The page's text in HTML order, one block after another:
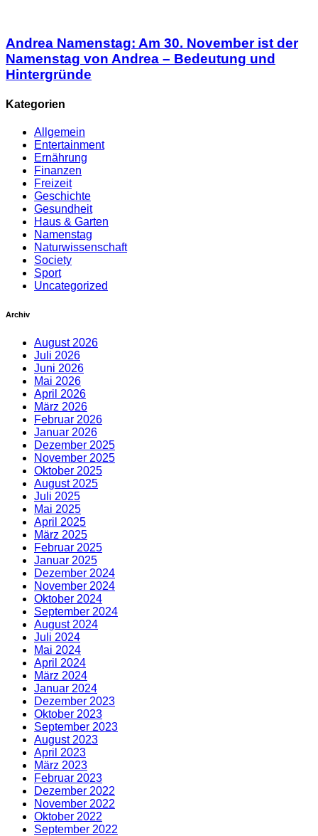
Andrea Namenstag: Am 30. November ist der
Namenstag von Andrea – Bedeutung und
Hintergründe
Kategorien
Allgemein
Entertainment
Ernährung
Finanzen
Freizeit
Geschichte
Gesundheit
Haus & Garten
Namenstag
Naturwissenschaft
Society
Sport
Uncategorized
Archiv
August 2026
Juli 2026
Juni 2026
Mai 2026
April 2026
März 2026
Februar 2026
Januar 2026
Dezember 2025
November 2025
Oktober 2025
August 2025
Juli 2025
Mai 2025
April 2025
März 2025
Februar 2025
Januar 2025
Dezember 2024
November 2024
Oktober 2024
September 2024
August 2024
Juli 2024
Mai 2024
April 2024
März 2024
Januar 2024
Dezember 2023
Oktober 2023
September 2023
August 2023
April 2023
März 2023
Februar 2023
Dezember 2022
November 2022
Oktober 2022
September 2022